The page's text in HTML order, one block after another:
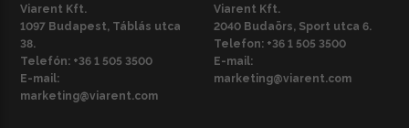
Viarent Kft.
1097 Budapest, Táblás utca
38.
Telefón: +36 1 505 3500
E-mail:
marketing@viarent.com
Viarent Kft.
2040 Budaörs, Sport utca 6.
Telefon: +36 1 505 3500
E-mail:
marketing@viarent.com